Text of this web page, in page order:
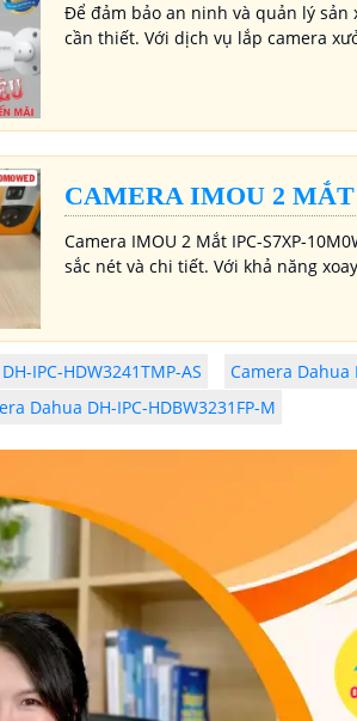
Để đảm bảo an ninh và quản lý
cần thiết. Với dịch vụ lắp camera
CAMERA IMOU 2
Camera IMOU 2 Mắt IPC-S7XP-
sắc nét và chi tiết. Với khả năng
IPC-HDW3241TMP-AS Camera Dahua
Dahua DH-IPC-HDBW3231FP-M